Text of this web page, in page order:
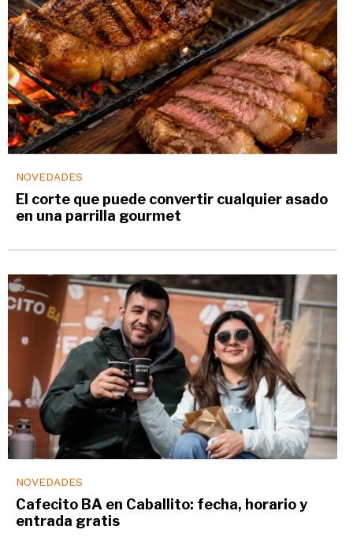
NOVEDADES
El corte que puede convertir cualquier asado
en una parrilla gourmet
NOVEDADES
Cafecito BA en Caballito: fecha, horario y
entrada gratis